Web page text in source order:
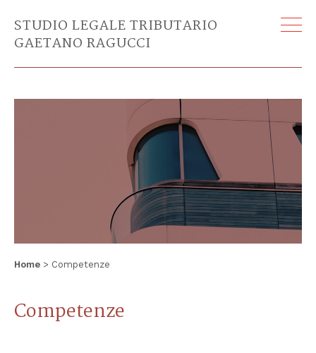
STUDIO LEGALE TRIBUTARIO
GAETANO RAGUCCI
Home > Competenze
Competenze